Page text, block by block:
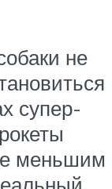
не
супер-
меньшим